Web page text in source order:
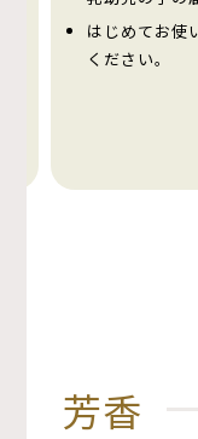
はじめてお使
ください。
芳香